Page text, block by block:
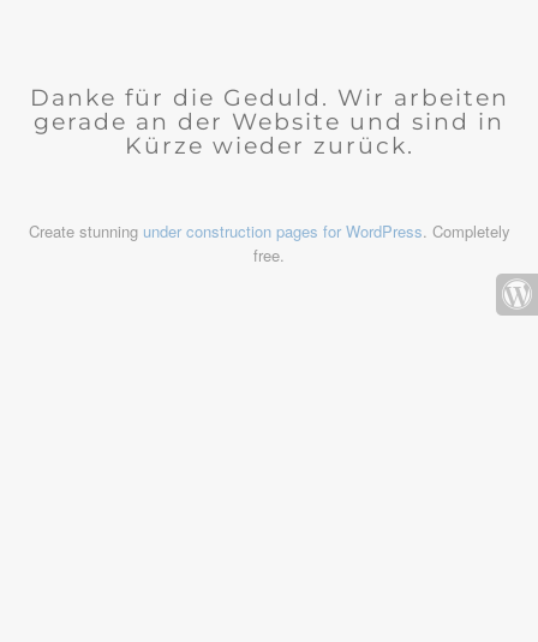
Danke für die Geduld. Wir arbeiten
gerade an der Website und sind in
Kürze wieder zurück.
Create stunning under construction pages for WordPress. Completely
free.